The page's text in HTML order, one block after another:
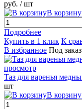
руб. / шт
В корзину
Подробнее
Купить в 1 клик К
В избранное Под заказ
просмотр
Таз для варенья
шт
В корзину